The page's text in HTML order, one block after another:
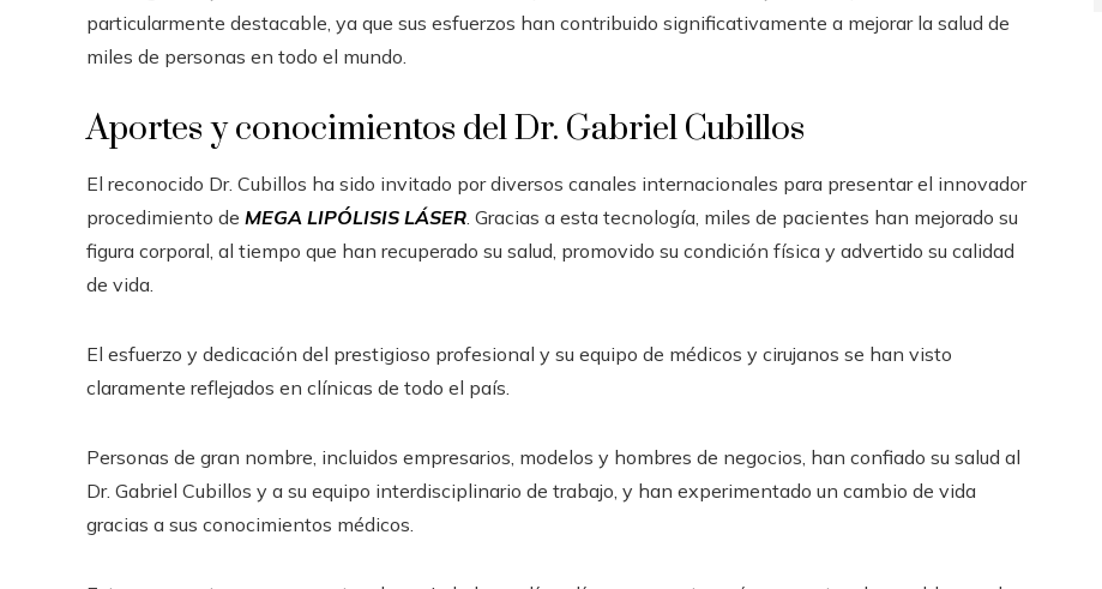
particularmente destacable, ya que sus esfuerzos han contribuido significativamente a mejorar la salud de
miles de personas en todo el mundo.
Aportes y conocimientos del Dr. Gabriel Cubillos
El reconocido Dr. Cubillos ha sido invitado por diversos canales internacionales para presentar el innovador
procedimiento de MEGA LIPÓLISIS LÁSER. Gracias a esta tecnología, miles de pacientes han mejorado su
figura corporal, al tiempo que han recuperado su salud, promovido su condición física y advertido su calidad
de vida.
El esfuerzo y dedicación del prestigioso profesional y su equipo de médicos y cirujanos se han visto
claramente reflejados en clínicas de todo el país.
Personas de gran nombre, incluidos empresarios, modelos y hombres de negocios, han confiado su salud al
Dr. Gabriel Cubillos y a su equipo interdisciplinario de trabajo, y han experimentado un cambio de vida
gracias a sus conocimientos médicos.